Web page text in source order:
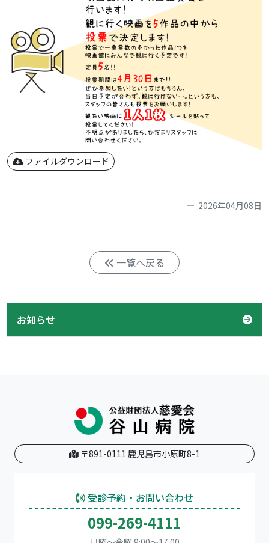
ファイルダウンロード
2026年04月08日
一覧へ戻る
お知らせ
〒891-0111 鹿児島市小原町8-1
受診予約・お問い合わせ
099-269-4111